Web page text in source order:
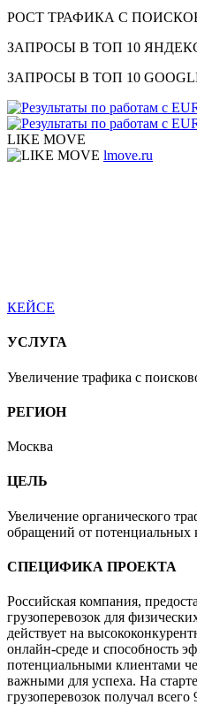
РОСТ ТРАФИКА С
ЗАПРОСЫ В ТОП 10
ЗАПРОСЫ В ТОП 10
LIKE MOVE
lmove.ru
КЕЙСЕ
УСЛУГА
Увеличение трафика с
РЕГИОН
Москва
ЦЕЛЬ
Увеличение органического
обращений от потенциальных
СПЕЦИФИКА ПРОЕКТА
Российская компания,
грузоперевозок для
действует на
онлайн-среде и способность
потенциальными клиентами
важными для успеха. На
грузоперевозок получал